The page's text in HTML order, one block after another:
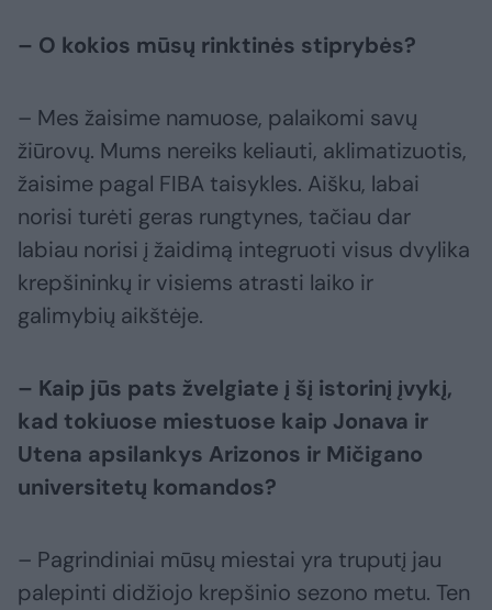
– O kokios mūsų rinktinės stiprybės?
– Mes žaisime namuose, palaikomi savų
žiūrovų. Mums nereiks keliauti, aklimatizuotis,
žaisime pagal FIBA taisykles. Aišku, labai
norisi turėti geras rungtynes, tačiau dar
labiau norisi į žaidimą integruoti visus dvylika
krepšininkų ir visiems atrasti laiko ir
galimybių aikštėje.
– Kaip jūs pats žvelgiate į šį istorinį įvykį,
kad tokiuose miestuose kaip Jonava ir
Utena apsilankys Arizonos ir Mičigano
universitetų komandos?
– Pagrindiniai mūsų miestai yra truputį jau
palepinti didžiojo krepšinio sezono metu. Ten